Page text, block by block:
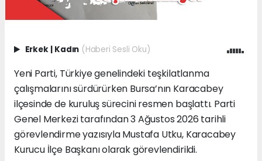
Erkek Kadın (Haberi Sesli Oku)
Yeni Parti, Türkiye genelindeki teşkilatlanma
çalışmalarını sürdürürken Bursa’nın Karacabey
ilçesinde de kuruluş sürecini resmen başlattı. Parti
Genel Merkezi tarafından 3 Ağustos 2026 tarihli
görevlendirme yazısıyla Mustafa Utku, Karacabey
Kurucu İlçe Başkanı olarak görevlendirildi.